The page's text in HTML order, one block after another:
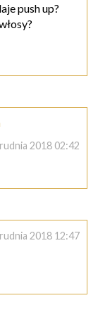
push up?
2018 02:42
2018 12:47